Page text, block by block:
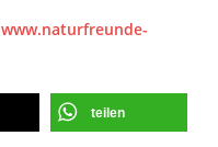
www.naturfreunde-
teilen